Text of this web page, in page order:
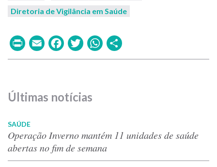
Diretoria de Vigilância em Saúde
PrintEmailFacebook
TwitterWhatsApp
Últimas notícias
SAÚDE
Operação Inverno mantém 11 unidades de saúde
abertas no fim de semana